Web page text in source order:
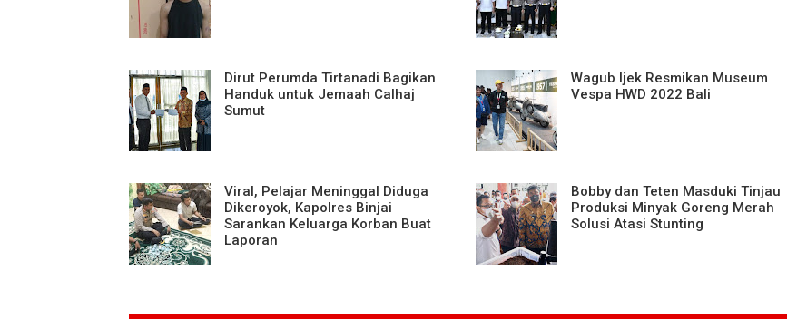
Dirut Perumda Tirtanadi Bagikan
Handuk untuk Jemaah Calhaj
Sumut
Wagub Ijek Resmikan Museum
Vespa HWD 2022 Bali
Viral, Pelajar Meninggal Diduga
Dikeroyok, Kapolres Binjai
Sarankan Keluarga Korban Buat
Laporan
Bobby dan Teten Masduki Tinjau
Produksi Minyak Goreng Merah
Solusi Atasi Stunting